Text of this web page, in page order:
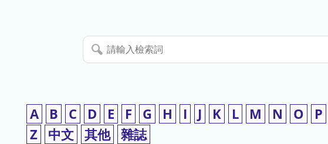
使
用
請
輸
索
詞
A B C D E F G H I J K L M N O P
Z
中文 其他 雜誌